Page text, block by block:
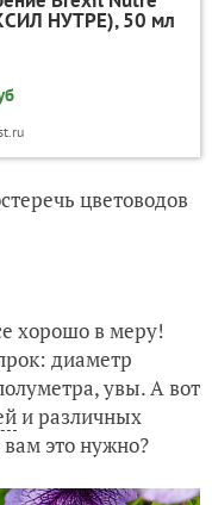
НУТРЕ), 50 мл
цветоводов
хорошо в меру!
диаметр
увы. А вот
и различных
вам это нужно?